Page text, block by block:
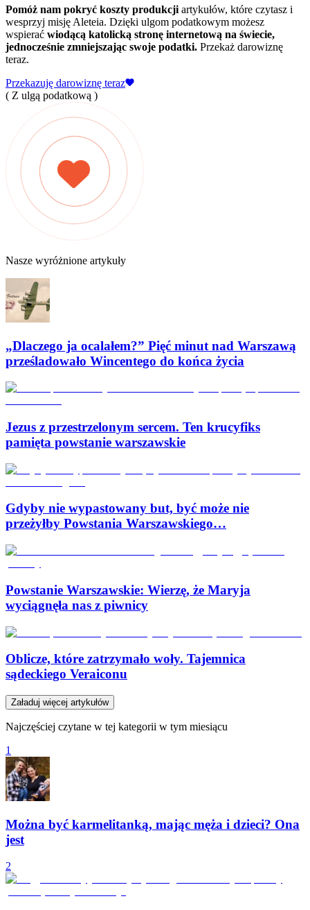
Pomóż nam pokryć koszty produkcji artykułów, które czytasz i
wesprzyj misję Aleteia. Dzięki ulgom podatkowym możesz
wspierać wiodącą katolicką stronę internetową na świecie,
jednocześnie zmniejszając swoje podatki. Przekaż darowiznę
teraz.
Przekazuję darowiznę teraz
( Z ulgą podatkową )
Nasze wyróżnione artykuły
„Dlaczego ja ocalałem?” Pięć minut nad Warszawą
prześladowało Wincentego do końca życia
Jezus z przestrzelonym sercem. Ten krucyfiks
pamięta powstanie warszawskie
Gdyby nie wypastowany but, być może nie
przeżyłby Powstania Warszawskiego…
Powstanie Warszawskie: Wierzę, że Maryja
wyciągnęła nas z piwnicy
Oblicze, które zatrzymało woły. Tajemnica
sądeckiego Veraiconu
Załaduj więcej artykułów
Najczęściej czytane w tej kategorii w tym miesiącu
1
Można być karmelitanką, mając męża i dzieci? Ona
jest
2